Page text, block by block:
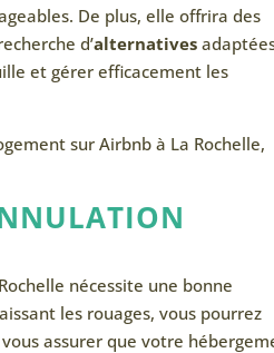
De plus, elle offrira des
d’alternatives
et gérer efficacement les
sur Airbnb à La Rochelle,
nécessite une bonne
les rouages, vous pourrez
assurer que votre